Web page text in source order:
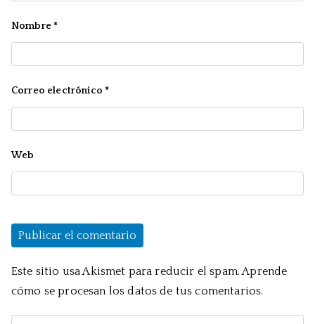
Nombre *
Correo electrónico *
Web
Este sitio usa Akismet para reducir el spam.Aprende
cómo se procesan los datos de tus comentarios.